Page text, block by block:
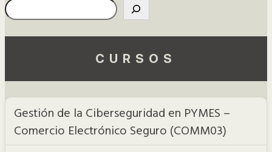
CURSOS
Gestión de la Ciberseguridad en PYMES –
Comercio Electrónico Seguro (COMM03)